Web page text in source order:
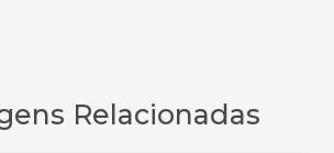
Relacionadas